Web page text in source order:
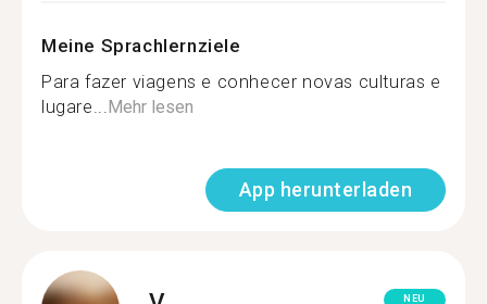
Meine Sprachlernziele
Para fazer viagens e conhecer novas culturas e
lugare...Mehr lesen
App herunterladen
NEU